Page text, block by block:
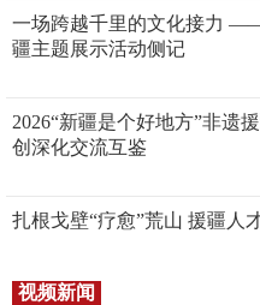
一场跨越千里的文化接力
疆主题展示活动侧记
2026“新疆是个好地方”非遗
创深化交流互鉴
扎根戈壁“疗愈”荒山 援疆人
视频新闻